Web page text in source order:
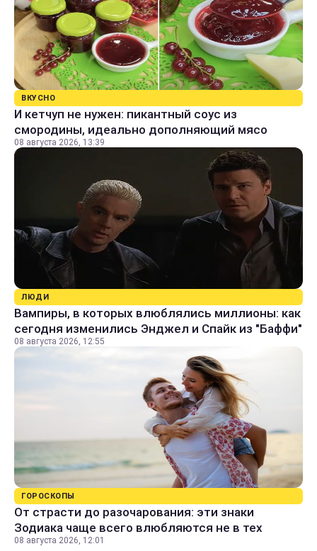
ВКУСНО
И кетчуп не нужен: пикантный соус из
смородины, идеально дополняющий мясо
08 августа 2026, 13:39
ЛЮДИ
Вампиры, в которых влюблялись миллионы: как
сегодня изменились Энджел и Спайк из "Баффи"
08 августа 2026, 12:55
ГОРОСКОПЫ
От страсти до разочарования: эти знаки
Зодиака чаще всего влюбляются не в тех
08 августа 2026, 12:01